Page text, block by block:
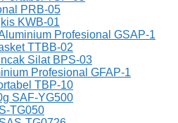
PRB-05
KWB-01
Profesional GSAP-1
TTBB-02
Silat BPS-03
Profesional GFAP-1
TBP-10
SAF-YG500
TG050